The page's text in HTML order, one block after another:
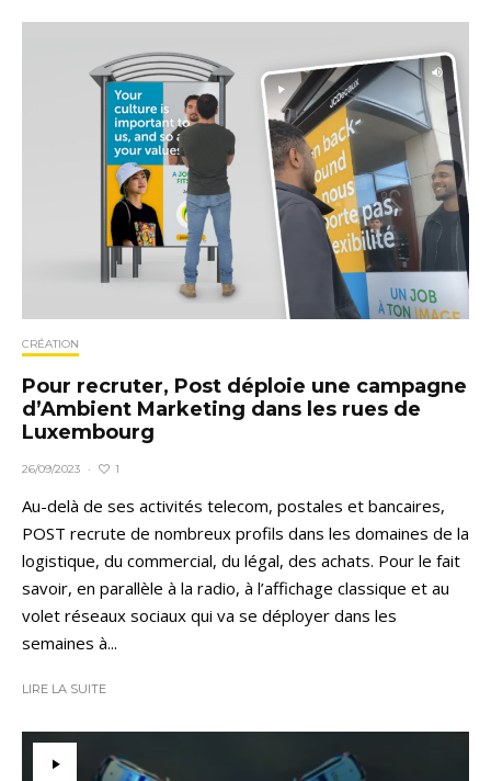
CRÉATION
Pour recruter, Post déploie une campagne
d’Ambient Marketing dans les rues de
Luxembourg
26/09/2023 · 1
Au-delà de ses activités telecom, postales et bancaires,
POST recrute de nombreux profils dans les domaines de la
logistique, du commercial, du légal, des achats. Pour le fait
savoir, en parallèle à la radio, à l’affichage classique et au
volet réseaux sociaux qui va se déployer dans les
semaines à...
LIRE LA SUITE